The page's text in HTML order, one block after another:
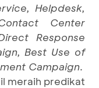
Helpdesk,
Center
Response
Best Use of
Campaign.
meraih predikat